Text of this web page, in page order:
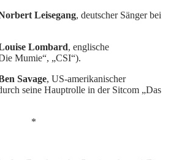
Leisegang, deutscher Sänger bei
Lombard, englische
Mumie“, „CSI“).
Savage, US-amerikanischer
seine Hauptrolle in der Sitcom „Das
*